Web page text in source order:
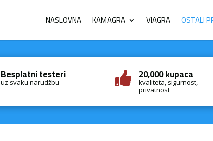
NASLOVNA KAMAGRA VIAGRA OSTALI
Besplatni testeri
uz svaku narudžbu  20,000 kupaca
kvaliteta, sigurnost,
privatnost